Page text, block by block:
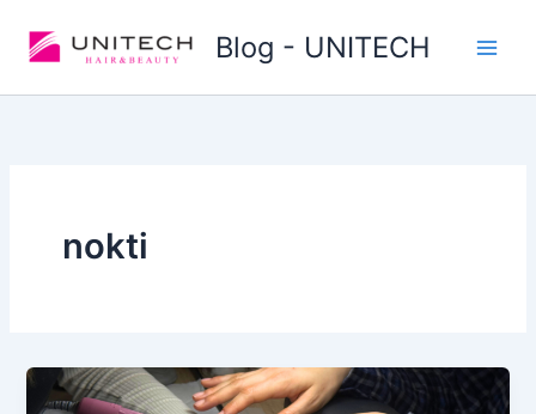
Blog - UNITECH
nokti